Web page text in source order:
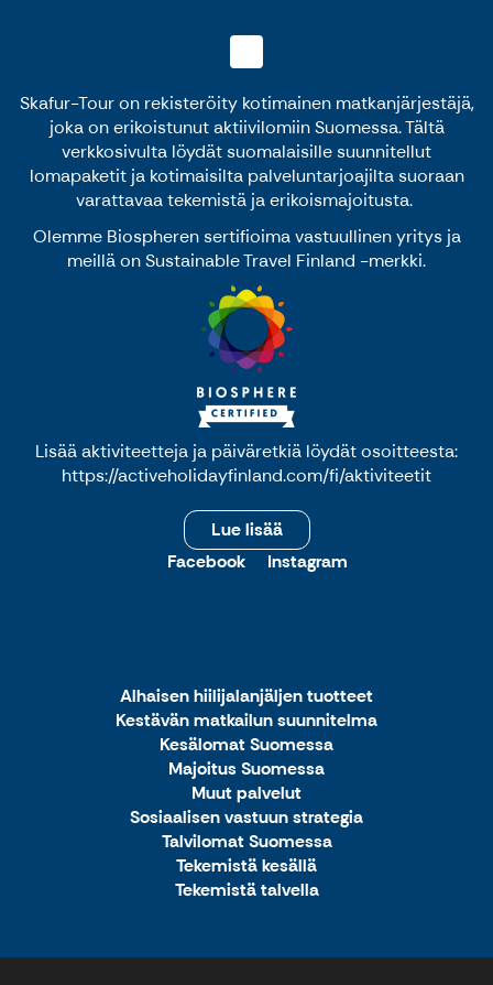
Skafur-Tour on rekisteröity kotimainen matkanjärjestäjä,
joka on erikoistunut aktiivilomiin Suomessa. Tältä
verkkosivulta löydät suomalaisille suunnitellut
lomapaketit ja kotimaisilta palveluntarjoajilta suoraan
varattavaa tekemistä ja erikoismajoitusta.
Olemme Biospheren sertifioima vastuullinen yritys ja
meillä on Sustainable Travel Finland -merkki.
Lisää aktiviteetteja ja päiväretkiä löydät osoitteesta:
https://activeholidayfinland.com/fi/aktiviteetit
Lue lisää
Facebook
Instagram
Alhaisen hiilijalanjäljen tuotteet
Kestävän matkailun suunnitelma
Kesälomat Suomessa
Majoitus Suomessa
Muut palvelut
Sosiaalisen vastuun strategia
Talvilomat Suomessa
Tekemistä kesällä
Tekemistä talvella